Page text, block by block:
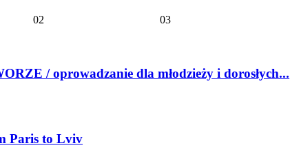
02 03
/ oprowadzanie dla młodzieży i dorosłych...
Paris to Lviv